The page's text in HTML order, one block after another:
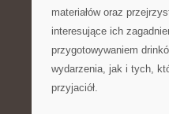
materiałów oraz
interesujące ich
przygotowywaniem
wydarzenia, jak i tych,
przyjaciół.